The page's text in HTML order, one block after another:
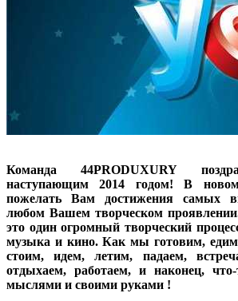
Команда 44PRODUXURY
наступающим 2014 годом! В
пожелать Вам достижения самых
любом Вашем творческом
это один огромный творческий
музыка и кино. Как мы готовим,
стоим, идем, летим, падаем,
отдыхаем, работаем, и наконец,
мыслями и своими руками !